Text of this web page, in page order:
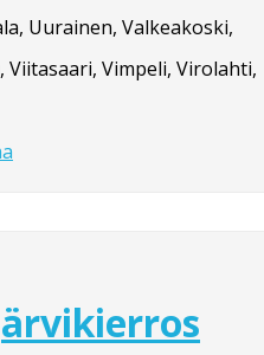
Uurainen, Valkeakoski,
Viitasaari, Vimpeli, Virolahti,